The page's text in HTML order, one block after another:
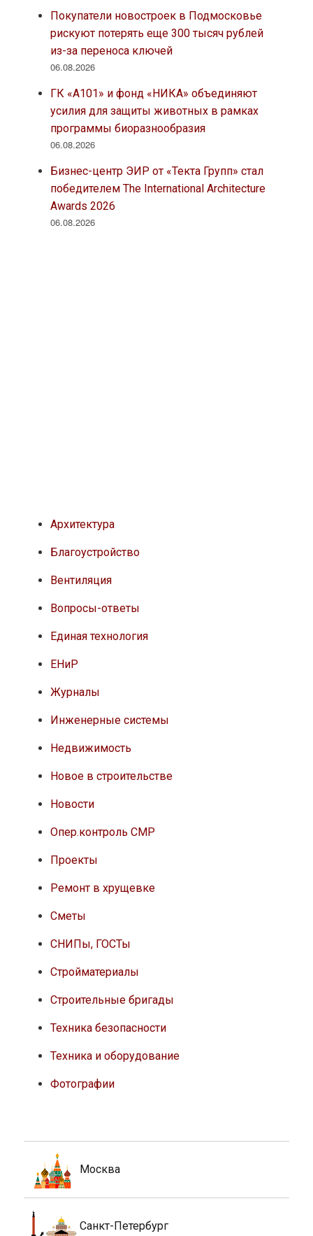
Покупатели новостроек в Подмосковье
рискуют потерять еще 300 тысяч рублей
из-за переноса ключей
06.08.2026
ГК «А101» и фонд «НИКА» объединяют
усилия для защиты животных в рамках
программы биоразнообразия
06.08.2026
Бизнес-центр ЭИР от «Текта Групп» стал
победителем The International Architecture
Awards 2026
06.08.2026
Архитектура
Благоустройство
Вентиляция
Вопросы-ответы
Единая технология
ЕНиР
Журналы
Инженерные системы
Недвижимость
Новое в строительстве
Новости
Опер.контроль СМР
Проекты
Ремонт в хрущевке
Сметы
СНИПы, ГОСТы
Стройматериалы
Строительные бригады
Техника безопасности
Техника и оборудование
Фотографии
Москва
Санкт-Петербург